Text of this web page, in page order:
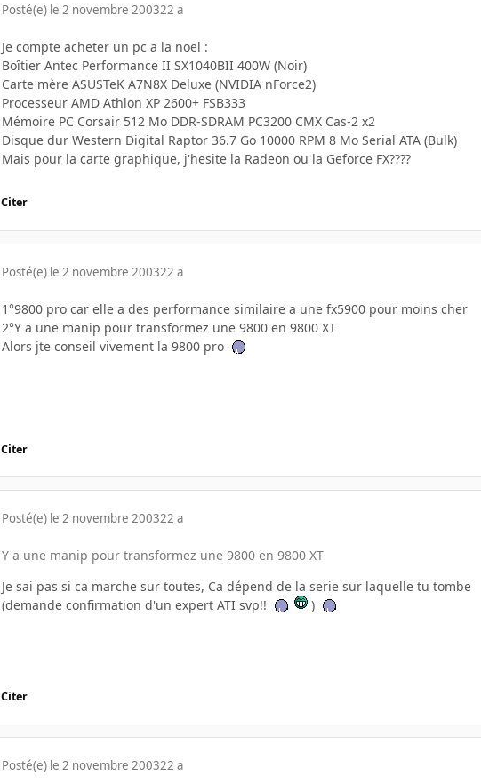
Posté(e) le 2 novembre 200322 a
Je compte acheter un pc a la noel :
Boîtier Antec Performance II SX1040BII 400W (Noir)
Carte mère ASUSTeK A7N8X Deluxe (NVIDIA nForce2)
Processeur AMD Athlon XP 2600+ FSB333
Mémoire PC Corsair 512 Mo DDR-SDRAM PC3200 CMX Cas-2 x2
Disque dur Western Digital Raptor 36.7 Go 10000 RPM 8 Mo Serial ATA (Bulk)
Mais pour la carte graphique, j'hesite la Radeon ou la Geforce FX????
Citer
Posté(e) le 2 novembre 200322 a
1°9800 pro car elle a des performance similaire a une fx5900 pour moins cher
2°Y a une manip pour transformez une 9800 en 9800 XT
Alors jte conseil vivement la 9800 pro
Citer
Posté(e) le 2 novembre 200322 a
Y a une manip pour transformez une 9800 en 9800 XT
Je sai pas si ca marche sur toutes, Ca dépend de la serie sur laquelle tu tombe
(demande confirmation d'un expert ATI svp!!
)
Citer
Posté(e) le 2 novembre 200322 a